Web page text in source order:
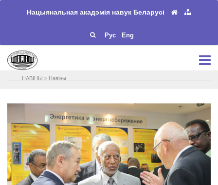
Нацыянальная акадэмія навук Беларусі
Рус Eng
НАВIНЫ > Навіны